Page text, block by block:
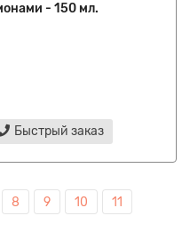
- 150 мл.
Быстрый заказ
8 9 10
11